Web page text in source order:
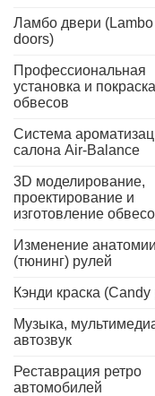
Ламбо двери (Lambo
doors)
Профессиональная
установка и покраска
обвесов
Система
салона Air-Balance
3D моделирование,
проектирование и
изготовление
Изменение анатомии
(тюнинг) рулей
Кэнди краска (Candy
Музыка,
автозвук
Реставрация ретро
автомобилей